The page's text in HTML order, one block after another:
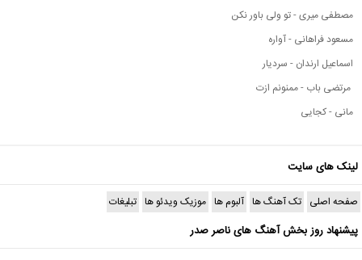
مصطفی میری - تو ولی باور نکن
مسعود فراهانی - آواره
اسماعیل ارندان - سردیار
مرتضی باب - ممنونم ازت
مانی - کجایی
لینک های سایت
صفحه اصلی تک آهنگ ها آلبوم ها موزیک ویدئو ها تبلیغات
پیشنهاد روز بخش آهنگ های ناصر صدر